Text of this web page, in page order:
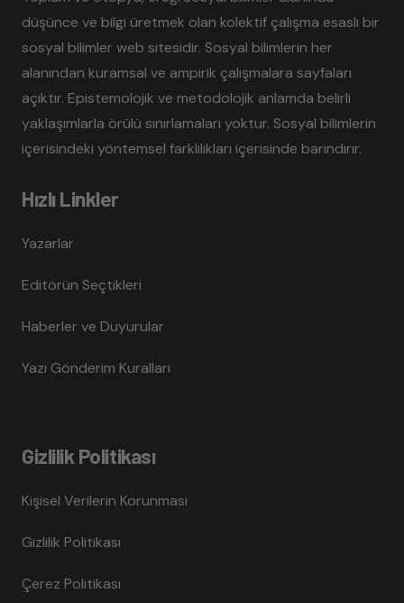
düşünce ve bilgi üretmek olan kolektif çalışma esaslı bir
sosyal bilimler web sitesidir. Sosyal bilimlerin her
alanından kuramsal ve ampirik çalışmalara sayfaları
açıktır. Epistemolojik ve metodolojik anlamda belirli
yaklaşımlarla örülü sınırlamaları yoktur. Sosyal bilimlerin
içerisindeki yöntemsel farklılıkları içerisinde barındırır.
Hızlı Linkler
Yazarlar
Editörün Seçtikleri
Haberler ve Duyurular
Yazı Gönderim Kuralları
Gizlilik Politikası
Kişisel Verilerin Korunması
Gizlilik Politikası
Çerez Politikası